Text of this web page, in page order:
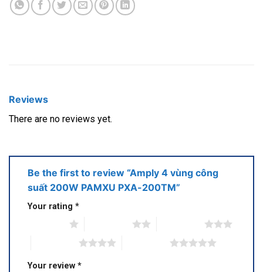
Reviews
There are no reviews yet.
Be the first to review “Amply 4 vùng công
suất 200W PAMXU PXA-200TM”
Your rating *
Your review *